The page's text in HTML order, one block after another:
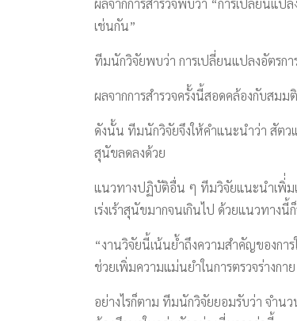
ผลจากการสำรวจพบว่า “การเปลี่ยนแป
เช่นกัน”
ทีมนักวิจัยพบว่า การเปลี่ยนแปลงอัตรกา
ผลจากการสำรวจครั้งนี้สอดคล้องกับสม
ดังนั้น ทีมนักวิจัยจึงให้คำแนะนำว่า สัตว
สุนัขลดลงด้วย
แนวทางปฏิบัติอื่น ๆ ทีมวิจัยแนะนำเพิ่่ม
เร่งเร้าสุนัขมากจนเกินไป ด้วยแนวทาง
“งานวิจัยนี้เน้นย้ำถึงความสำคัญของกา
ช่วยเพิ่มความแม่นยำในการตรวจร่างก
อย่างไรก็ตาม ทีมนักวิจัยยอมรับว่า จำน